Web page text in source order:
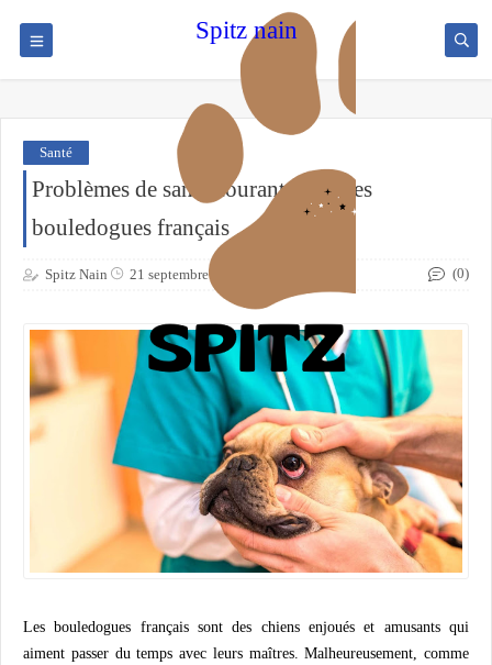
Spitz nain
Santé
Problèmes de santé courants chez les
bouledogues français
Spitz Nain 21 septembre 2021 (0)
Les bouledogues français sont des chiens enjoués et amusants qui
aiment passer du temps avec leurs maîtres. Malheureusement, comme